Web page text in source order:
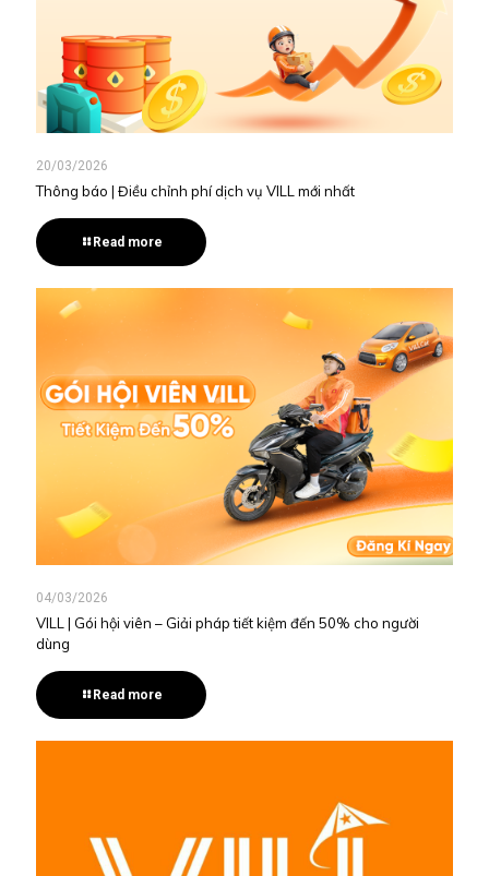
20/03/2026
Thông báo | Điều chỉnh phí dịch vụ VILL mới nhất
Read more
04/03/2026
VILL | Gói hội viên – Giải pháp tiết kiệm đến 50% cho người
dùng
Read more